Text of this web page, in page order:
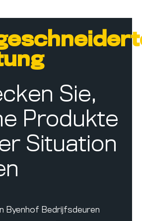
Sie,
Produkte
Situation
Byenhof Bedrijfsdeuren